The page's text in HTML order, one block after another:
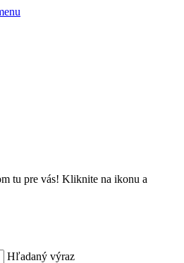
tu pre vás! Kliknite na ikonu a
Hľadaný výraz